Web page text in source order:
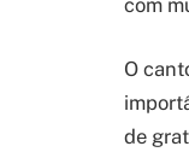
O
de